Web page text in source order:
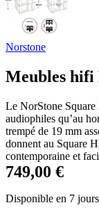
Norstone
Meubles hifi
Le NorStone
audiophiles qu’au
trempé de 19 mm
donnent au Square
contemporaine et
749,00 €
Disponible en 7 jours